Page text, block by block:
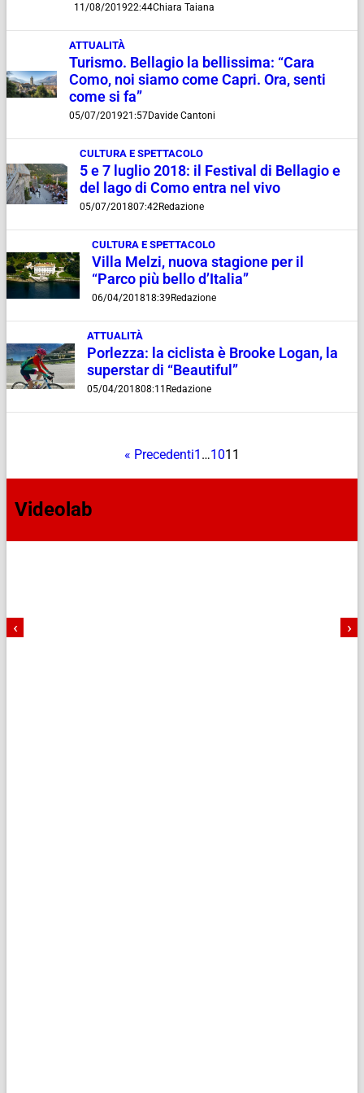
11/08/201922:44Chiara Taiana
ATTUALITÀ
Turismo. Bellagio la bellissima: “Cara
Como, noi siamo come Capri. Ora, senti
come si fa”
05/07/201921:57Davide Cantoni
CULTURA E SPETTACOLO
5 e 7 luglio 2018: il Festival di Bellagio e
del lago di Como entra nel vivo
05/07/201807:42Redazione
CULTURA E SPETTACOLO
Villa Melzi, nuova stagione per il
“Parco più bello d’Italia”
06/04/201818:39Redazione
ATTUALITÀ
Porlezza: la ciclista è Brooke Logan, la
superstar di “Beautiful”
05/04/201808:11 Redazione
« Precedenti1 …1011
Videolab
‹ ›